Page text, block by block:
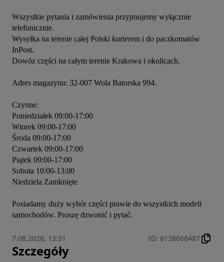
Wszystkie pytania i zamówienia przyjmujemy wyłącznie
telefonicznie.
Wysyłka na terenie całej Polski kurierem i do paczkomatów
InPost.
Dowóz części na całym terenie Krakowa i okolicach.
Adres magazynu: 32-007 Wola Batorska 994.
Czynne:
Poniedziałek 09:00-17:00
Wtorek 09:00-17:00
Środa 09:00-17:00
Czwartek 09:00-17:00
Piątek 09:00-17:00
Sobota 10:00-13:00
Niedziela Zamknięte
Posiadamy duży wybór części prawie do wszystkich modeli
samochodów. Proszę dzwonić i pytać.
7.08.2026, 13:31 ID: 6138666487
Szczegóły